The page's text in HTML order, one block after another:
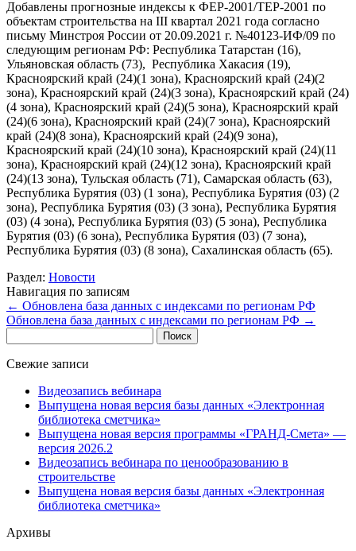
Добавлены прогнозные индексы к ФЕР-2001/ТЕР-2001 по
объектам строительства на III квартал 2021 года согласно
письму Минстроя России от 20.09.2021 г. №40123-ИФ/09 по
следующим регионам РФ: Республика Татарстан (16),
Ульяновская область (73), Республика Хакасия (19),
Красноярский край (24)(1 зона), Красноярский край (24)(2
зона), Красноярский край (24)(3 зона), Красноярский край (24)
(4 зона), Красноярский край (24)(5 зона), Красноярский край
(24)(6 зона), Красноярский край (24)(7 зона), Красноярский
край (24)(8 зона), Красноярский край (24)(9 зона),
Красноярский край (24)(10 зона), Красноярский край (24)(11
зона), Красноярский край (24)(12 зона), Красноярский край
(24)(13 зона), Тульская область (71), Самарская область (63),
Республика Бурятия (03) (1 зона), Республика Бурятия (03) (2
зона), Республика Бурятия (03) (3 зона), Республика Бурятия
(03) (4 зона), Республика Бурятия (03) (5 зона), Республика
Бурятия (03) (6 зона), Республика Бурятия (03) (7 зона),
Республика Бурятия (03) (8 зона), Сахалинская область (65).
Раздел: Новости
Навигация по записям
← Обновлена база данных с индексами по регионам РФ
Обновлена база данных с индексами по регионам РФ →
Свежие записи
Видеозапись вебинара
Выпущена новая версия базы данных «Электронная
библиотека сметчика»
Выпущена новая версия программы «ГРАНД-Смета» —
версия 2026.2
Видеозапись вебинара по ценообразованию в
строительстве
Выпущена новая версия базы данных «Электронная
библиотека сметчика»
Архивы